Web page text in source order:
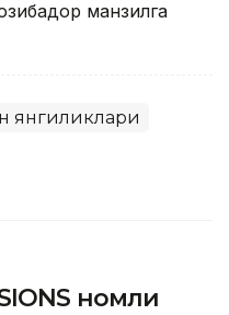
манзилга
янгиликлари
номли